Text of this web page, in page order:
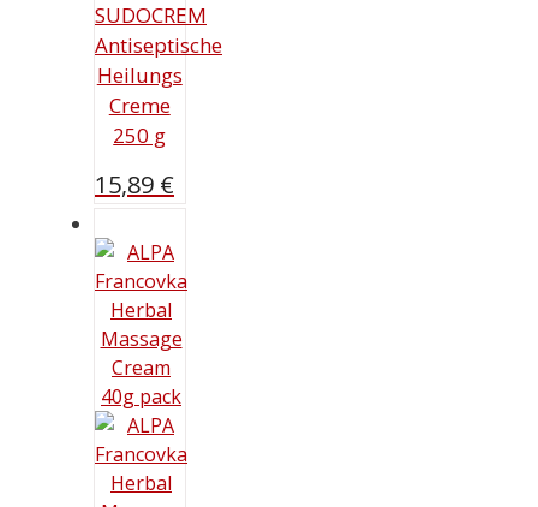
SUDOCREM
Antiseptische
Heilungs
Creme
250 g
15,89 €